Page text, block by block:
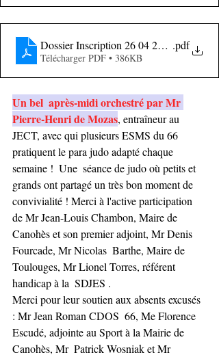
Dossier Inscription 26 04 2022.pdf
Télécharger PDF • 386KB
Un bel  après-midi orchestré par Mr
Pierre-Henri de Mozas, entraîneur au
JECT, avec qui plusieurs ESMS du 66
pratiquent le para judo adapté chaque
semaine !  Une  séance de judo où petits et
grands ont partagé un très bon moment de
convivialité ! Merci à l'active participation
de Mr Jean-Louis Chambon, Maire de
Canohès et son premier adjoint, Mr Denis
Fourcade, Mr Nicolas  Barthe, Maire de
Toulouges, Mr Lionel Torres, référent
handicap à la  SDJES .
Merci pour leur soutien aux absents excusés
: Mr Jean Roman CDOS  66, Me Florence
Escudé, adjointe au Sport à la Mairie de
Canohès, Mr  Patrick Wosniak et Mr